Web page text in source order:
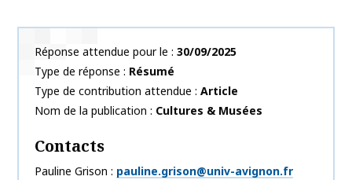
Réponse attendue pour le
30/09/2025
Type de réponse
Résumé
Type de contribution attendue
Article
Nom de la publication
Cultures & Musées
Contacts
Pauline Grison pauline.grison@univ-avignon.fr